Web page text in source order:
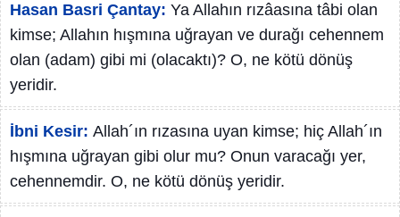
Hasan Basri Çantay: Ya Allahın rızâasına tâbi olan
kimse; Allahın hışmına uğrayan ve durağı cehennem
olan (adam) gibi mi (olacaktı)? O, ne kötü dönüş
yeridir.
İbni Kesir: Allah´ın rızasına uyan kimse; hiç Allah´ın
hışmına uğrayan gibi olur mu? Onun varacağı yer,
cehennemdir. O, ne kötü dönüş yeridir.